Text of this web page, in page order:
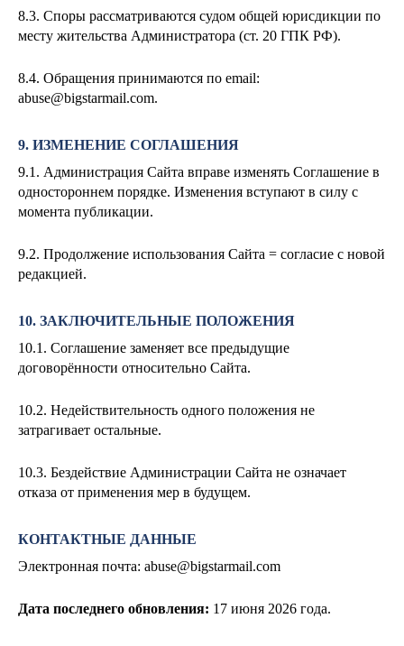
8.3. Споры рассматриваются судом общей юрисдикции по
месту жительства Администратора (ст. 20 ГПК РФ).
8.4. Обращения принимаются по email:
abuse@bigstarmail.com.
9. ИЗМЕНЕНИЕ СОГЛАШЕНИЯ
9.1. Администрация Сайта вправе изменять Соглашение в
одностороннем порядке. Изменения вступают в силу с
момента публикации.
9.2. Продолжение использования Сайта = согласие с новой
редакцией.
10. ЗАКЛЮЧИТЕЛЬНЫЕ ПОЛОЖЕНИЯ
10.1. Соглашение заменяет все предыдущие
договорённости относительно Сайта.
10.2. Недействительность одного положения не
затрагивает остальные.
10.3. Бездействие Администрации Сайта не означает
отказа от применения мер в будущем.
КОНТАКТНЫЕ ДАННЫЕ
Электронная почта: abuse@bigstarmail.com
Дата последнего обновления: 17 июня 2026 года.